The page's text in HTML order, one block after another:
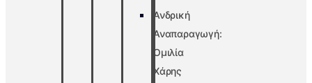
Ανδρική
Αναπαραγωγή:
Ομιλία
Χάρης